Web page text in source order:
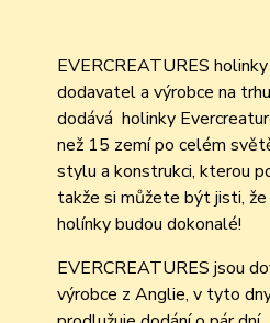
EVERCREATURES
dodavatel a výrobce na
dodává holinky
než 15 zemí po celém
stylu a konstrukci, kterou
takže si můžete být jisti, že
holínky budou dokonalé!
EVERCREATURES jsou
výrobce z Anglie, v tyto